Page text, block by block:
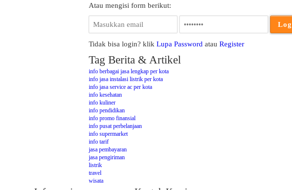
Atau mengisi form berikut:
Tidak bisa login? klik Lupa Password atau Register
Tag Berita & Artikel
info berbagai jasa lengkap per kota
info jasa instalasi listrik per kota
info jasa service ac per kota
info kesehatan
info kuliner
info pendidikan
info promo finansial
info pusat perbelanjaan
info supermarket
info tarif
jasa pembayaran
jasa pengiriman
listrik
travel
wisata